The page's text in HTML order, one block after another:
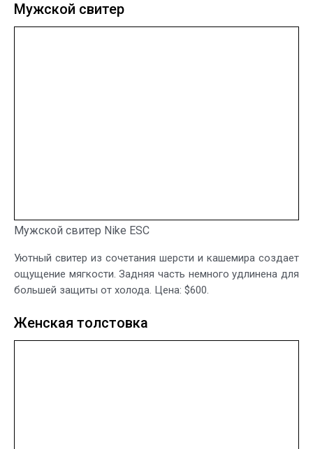
Мужской свитер
Мужской свитер Nike ESC
Уютный свитер из сочетания шерсти и кашемира создает
ощущение мягкости. Задняя часть немного удлинена для
большей защиты от холода. Цена: $600.
Женская толстовка